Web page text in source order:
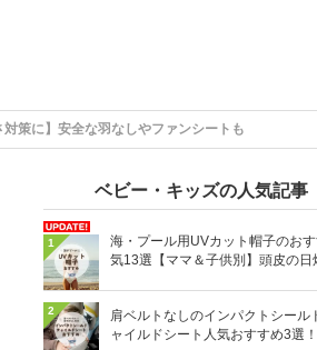
策に】安全な羽なしやファンシートも
ベビー・キッズの人気記事
1
海・プール用UVカット帽子のおす
気13選【ママ＆子供別】頭皮の日
2
肩ベルトなしのインパクトシール
ャイルドシート人気おすすめ3選